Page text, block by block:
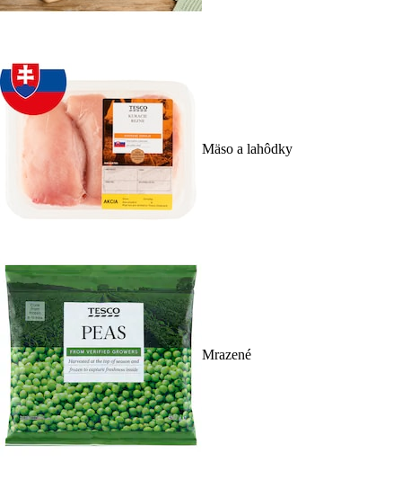
Mäso a lahôdky
Mrazené